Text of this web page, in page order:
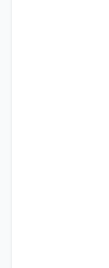
افراد آسان
می‌دهد
بهتری نیز
به سلامت
کند.
گزینه‌ای